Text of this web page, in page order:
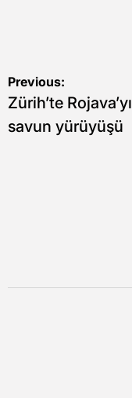
Yazı
gezinmesi
Previous:
Zürih’te Rojava’yı
savun yürüyüşü